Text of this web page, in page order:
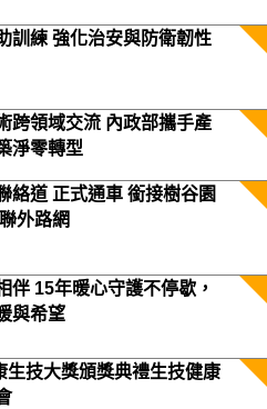
訓練 強化治安與防衛韌性
跨領域交流 內政部攜手產
淨零轉型
絡道 正式通車 銜接樹谷園
外路網
伴 15年暖心守護不停歇，
與希望
生技大獎頒獎典禮生技健康